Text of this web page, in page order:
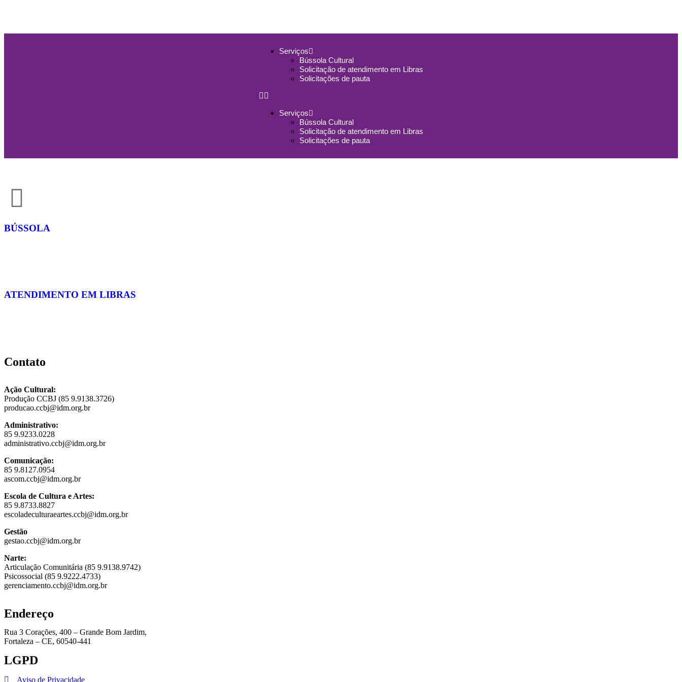
Serviços
Bússola Cultural
Solicitação de atendimento em Libras
Solicitações de pauta
Serviços
Bússola Cultural
Solicitação de atendimento em Libras
Solicitações de pauta
BÚSSOLA
ATENDIMENTO EM LIBRAS
Contato
Ação Cultural:
Produção CCBJ (85 9.9138.3726)
producao.ccbj@idm.org.br
Administrativo:
85 9.9233.0228
administrativo.ccbj@idm.org.br
Comunicação:
85 9.8127.0954
ascom.ccbj@idm.org.br
Escola de Cultura e Artes:
85 9.8733.8827
escoladeculturaeartes.ccbj@idm.org.br
Gestão
gestao.ccbj@idm.org.br
Narte:
Articulação Comunitária (85 9.9138.9742)
Psicossocial (85 9.9222.4733)
gerenciamento.ccbj@idm.org.br
Endereço
Rua 3 Corações, 400 – Grande Bom Jardim,
Fortaleza – CE, 60540-441
LGPD
Aviso de Privacidade